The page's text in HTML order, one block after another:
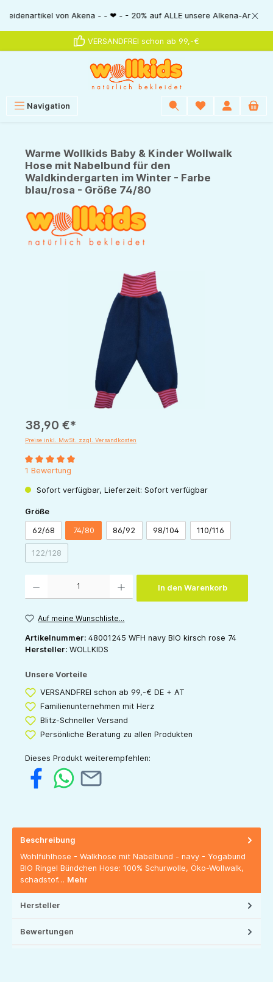
springen
von Akena - - ❤ - - 20% auf ALLE unsere Alkena-Artikel - - ❤
VERSANDFREI schon ab 99,-€
Navigation
Warme Wollkids Baby & Kinder Wollwalk
Hose mit Nabelbund für den
Waldkindergarten im Winter - Farbe
blau/rosa - Größe 74/80
Bildergalerie überspringen
38,90 €*
Preise inkl. MwSt. zzgl. Versandkosten
Durchschnittliche Bewertung von 5 von 5 Sternen
1 Bewertung
Sofort verfügbar, Lieferzeit: Sofort verfügbar
Größeauswählen
62/68 74/80 86/92 98/104 110/116
122/128(Diese Option ist zurzeit nicht verfügbar.)
In den Warenkorb
Auf meine Wunschliste...
Artikelnummer: 48001245 WFH navy BIO kirsch rose 74
Hersteller: WOLLKIDS
Unsere Vorteile
VERSANDFREI schon ab 99,-€ DE + AT
Familienunternehmen mit Herz
Blitz-Schneller Versand
Persönliche Beratung zu allen Produkten
Dieses Produkt weiterempfehlen:
Beschreibung
Wohlfühlhose - Walkhose mit Nabelbund - navy - Yogabund
BIO Ringel Bündchen Hose: 100% Schurwolle, Öko-Wollwalk,
schadstof… Mehr
Hersteller
Bewertungen